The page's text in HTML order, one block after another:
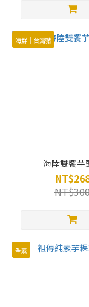
海鮮｜台灣豬
海陸雙饗芋
全素